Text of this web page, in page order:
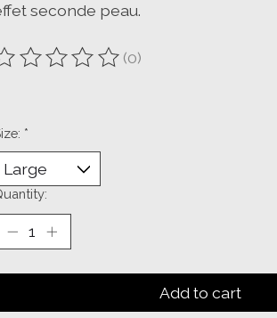
seconde peau.
rating of this product is
(0)
*
Add to cart